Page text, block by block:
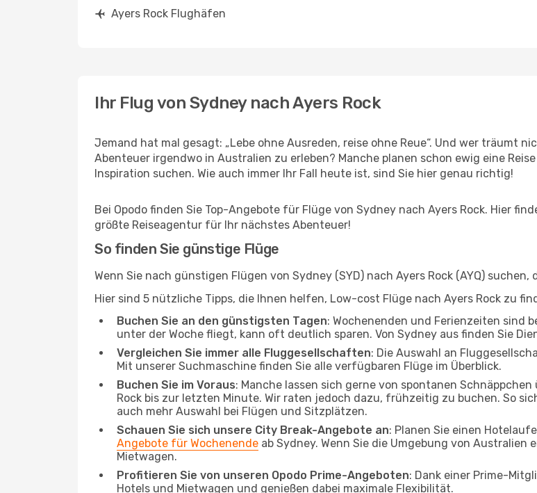
Ayers Rock Flughäfen
Ihr Flug von Sydney nach Ayers Rock
Jemand hat mal gesagt: „Lebe ohne Ausreden, reise ohne Reue“. Und wer träumt
Abenteuer irgendwo in Australien zu erleben? Manche planen schon ewig eine
Inspiration suchen. Wie auch immer Ihr Fall heute ist, sind Sie hier genau richtig!
Bei Opodo finden Sie Top-Angebote für Flüge von Sydney nach Ayers Rock. Hier
größte Reiseagentur für Ihr nächstes Abenteuer!
So finden Sie günstige Flüge
Wenn Sie nach günstigen Flügen von Sydney (SYD) nach Ayers Rock (AYQ)
Hier sind 5 nützliche Tipps, die Ihnen helfen, Low-cost Flüge nach Ayers Rock zu
Buchen Sie an den günstigsten Tagen: Wochenenden und Ferienzeiten sind
unter der Woche fliegt, kann oft deutlich sparen. Von Sydney aus finden Sie
Vergleichen Sie immer alle Fluggesellschaften: Die Auswahl an
Mit unserer Suchmaschine finden Sie alle verfügbaren Flüge im Überblick.
Buchen Sie im Voraus: Manche lassen sich gerne von spontanen
Rock bis zur letzten Minute. Wir raten jedoch dazu, frühzeitig zu buchen. So
auch mehr Auswahl bei Flügen und Sitzplätzen.
Schauen Sie sich unsere City Break-Angebote an: Planen Sie einen
Angebote für Wochenende ab Sydney. Wenn Sie die Umgebung von
Mietwagen.
Profitieren Sie von unseren Opodo Prime-Angeboten: Dank einer Prime-
Hotels und Mietwagen und genießen dabei maximale Flexibilität.